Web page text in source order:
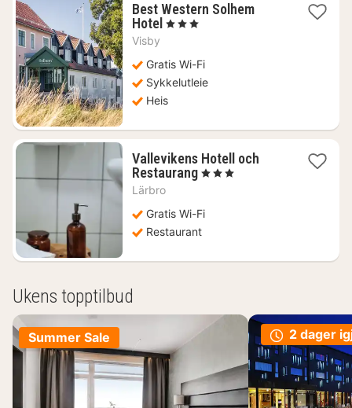
Best Western Solhem
Hotel 1
716
kr.
, 3 Stjerner
Visby
Gratis Wi-Fi
Sykkelutleie
Heis
Vallevikens Hotell och
Restaurang1
928
kr.
, 3 Stjerner
Lärbro
Gratis Wi-Fi
Restaurant
Ukens topptilbud
Summer Sale 2 dager